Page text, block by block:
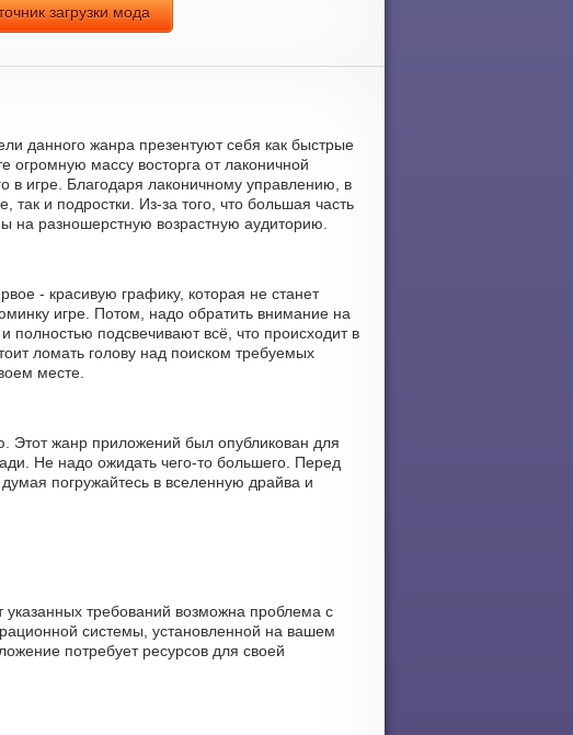
загрузки мода
данного жанра презентуют себя как быстрые
массу восторга от лаконичной
в игре. Благодаря лаконичному управлению, в
и подростки. Из-за того, что большая часть
на разношерстную возрастную аудиторию.
- красивую графику, которая не станет
игре. Потом, надо обратить внимание на
полностью подсвечивают всё, что происходит в
ломать голову над поиском требуемых
месте.
Этот жанр приложений был опубликован для
Не надо ожидать чего-то большего. Перед
погружайтесь в вселенную драйва и
указанных требований возможна проблема с
системы, установленной на вашем
потребует ресурсов для своей